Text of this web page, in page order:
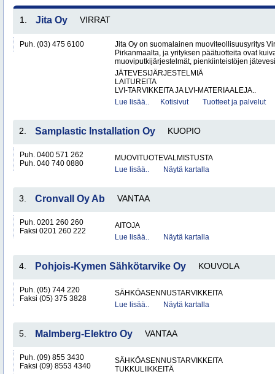
1. Jita Oy VIRRAT
Puh. (03) 475 6100
Jita Oy on suomalainen muoviteollisuusyritys
Pirkanmaalta, ja yrityksen päätuotteita ovat
muoviputkijärjestelmät, pienkiinteistöjen
JÄTEVESIJÄRJESTELMIÄ
LAITUREITA
LVI-TARVIKKEITA JA LVI-MATERIAALEJA..
Lue lisää..
Kotisivut Tuotteet ja palvelut
2. Samplastic Installation Oy KUOPIO
Puh. 0400 571 262
Puh. 040 740 0880
MUOVITUOTEVALMISTUSTA
Lue lisää..
Näytä kartalla
3. Cronvall Oy Ab VANTAA
Puh. 0201 260 260
Faksi 0201 260 222
AITOJA
Lue lisää..
Näytä kartalla
4. Pohjois-Kymen Sähkötarvike Oy KOUVOLA
Puh. (05) 744 220
Faksi (05) 375 3828
SÄHKÖASENNUSTARVIKKEITA
Lue lisää..
Näytä kartalla
5. Malmberg-Elektro Oy VANTAA
Puh. (09) 855 3430
Faksi (09) 8553 4340
SÄHKÖASENNUSTARVIKKEITA
TUKKULIIKKEITÄ